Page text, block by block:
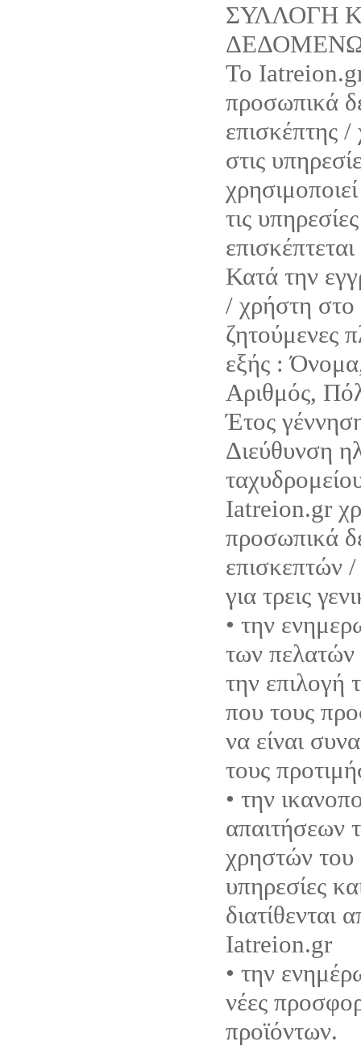
ΣΥΛΛΟΓΗ
Το
προσωπικά
επισκέπτης /
στις
τις
Κατά την
/ χρήστη
ζητούμενες
εξής :
Αριθμός,
Έτος
Διεύθυνση
Iatreion.gr
προσωπικά
επισκεπτών
για τρεις
• την
των
την επιλογή
που τους
να είναι
τους
• την
απαιτήσεων
χρηστών του
υπηρεσίες
διατίθενται
Iatreion.gr
• την
νέες
προϊόντων.